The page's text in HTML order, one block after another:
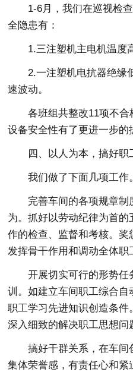
1-6月，我们在巡视检查
全隐患有：
1.三注塑机主电机温度高
2.一注塑机电抗器绝缘
速波动。
各班组共整改11项不合
设备安全性有了更进一步的
四、以人为本，搞好职
我们做了下面几项工作。
完善车间的各项规章制
为。抓好以劳动纪律为首
作的检查、监督和考核。
发挥骨干作用和调动全体职
开展切实可行的形势任
训。如建立车间职工综合
职工学习先进知识创造条
深入细致的解决职工思想问
搞好干群关系，在车间
集体荣誉感，有责任心和紧